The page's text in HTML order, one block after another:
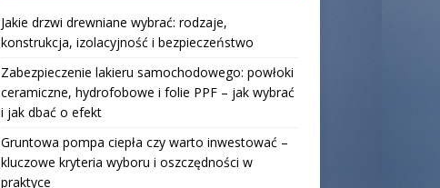
Jakie drzwi drewniane wybrać: rodzaje,
konstrukcja, izolacyjność i bezpieczeństwo
Zabezpieczenie lakieru samochodowego: powłoki
ceramiczne, hydrofobowe i folie PPF – jak wybrać
i jak dbać o efekt
Gruntowa pompa ciepła czy warto inwestować –
kluczowe kryteria wyboru i oszczędności w
praktyce